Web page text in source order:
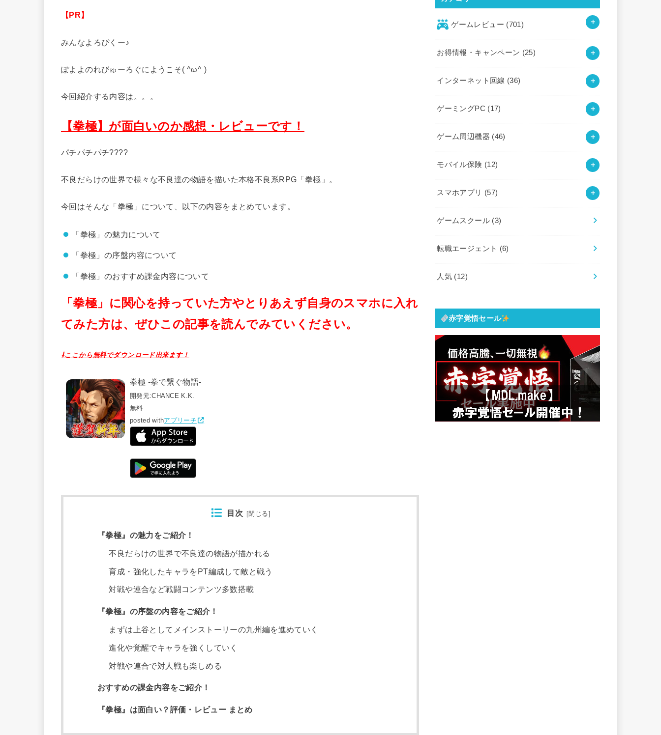
【PR】
みんなよろぴくー♪
ぽよよのれびゅーろぐにようこそ( ^ω^ )
今回紹介する内容は。。。
【拳極】が面白いのか感想・レビューです！
パチパチパチ????
不良だらけの世界で様々な不良達の物語を描いた本格不良系RPG「拳極」。
今回はそんな「拳極」について、以下の内容をまとめています。
「拳極」の魅力について
「拳極」の序盤内容について
「拳極」のおすすめ課金内容について
「拳極」に関心を持っていた方やとりあえず自身のスマホに入れ
てみた方は、ぜひこの記事を読んでみていください。
⇩ここから無料でダウンロード出来ます！
拳極 -拳で繋ぐ物語-
開発元:CHANCE K.K.
無料
posted withアプリーチ
目次 閉じる
『拳極』の魅力をご紹介！
不良だらけの世界で不良達の物語が描かれる
育成・強化したキャラをPT編成して敵と戦う
対戦や連合など戦闘コンテンツ多数搭載
『拳極』の序盤の内容をご紹介！
まずは上谷としてメインストーリーの九州編を進めていく
進化や覚醒でキャラを強くしていく
対戦や連合で対人戦も楽しめる
おすすめの課金内容をご紹介！
『拳極』は面白い？評価・レビュー まとめ
ゲームレビュー (701)
お得情報・キャンペーン (25)
インターネット回線 (36)
ゲーミングPC (17)
ゲーム周辺機器 (46)
モバイル保険 (12)
スマホアプリ (57)
ゲームスクール (3)
転職エージェント (6)
人気 (12)
赤字覚悟セール